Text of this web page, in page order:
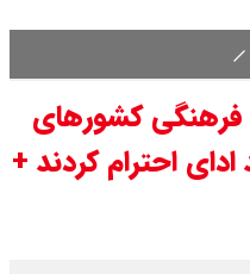
کشورهای
احترام کردند +